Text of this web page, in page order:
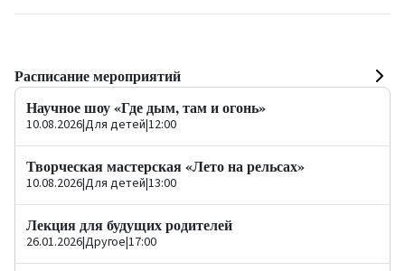
Расписание мероприятий
Научное шоу «Где дым, там и огонь»
10.08.2026|Для детей|12:00
Творческая мастерская «Лето на рельсах»
10.08.2026|Для детей|13:00
Лекция для будущих родителей
26.01.2026|Другое|17:00